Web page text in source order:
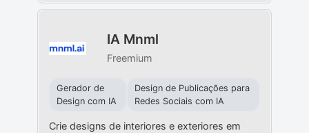
IA Mnml
Freemium
Gerador de
Design com IA
Design de Publicações para
Redes Sociais com IA
Crie designs de interiores e exteriores em